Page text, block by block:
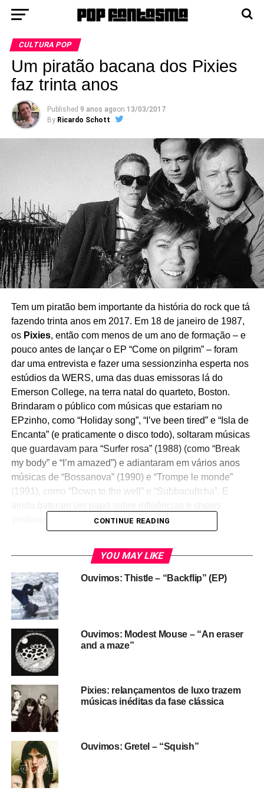
CULTURA POP
Um piratão bacana dos Pixies
faz trinta anos
Published 9 anos agoon 13/03/2017
By Ricardo Schott
Tem um piratão bem importante da história do rock que tá
fazendo trinta anos em 2017. Em 18 de janeiro de 1987,
os Pixies, então com menos de um ano de formação – e
pouco antes de lançar o EP “Come on pilgrim” – foram
dar uma entrevista e fazer uma sessionzinha esperta nos
estúdios da WERS, uma das duas emissoras lá do
Emerson College, na terra natal do quarteto, Boston.
Brindaram o público com músicas que estariam no
EPzinho, como “Holiday song”, “I’ve been tired” e “Isla de
Encanta” (e praticamente o disco todo), soltaram músicas
que guardavam para “Surfer rosa” (1988) (como “Break
my body” e “I’m amazed”) e adiantaram em vários anos
músicas de “Bossanova” (1990) e “Trompe le monde”
(1991), como “Down to the well” e “Subbacultcha”. E
CONTINUE READING
YOU MAY LIKE
Ouvimos: Thistle – “Backflip” (EP)
Ouvimos: Modest Mouse – “An eraser
and a maze”
Pixies: relançamentos de luxo trazem
músicas inéditas da fase clássica
Ouvimos: Gretel – “Squish”